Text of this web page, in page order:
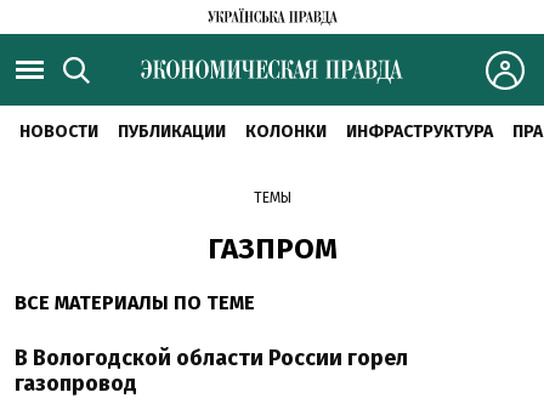
НОВОСТИ ПУБЛИКАЦИИ КОЛОНКИ ИНФРАСТРУКТУРА
ТЕМЫ
ГАЗПРОМ
ВСЕ МАТЕРИАЛЫ ПО ТЕМЕ
В Вологодской области России горел
газопровод